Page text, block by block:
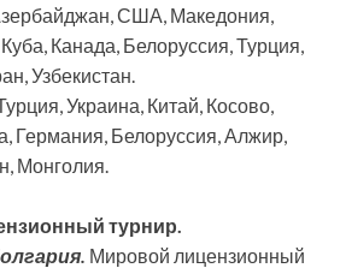
США, Македония,
Канада, Белоруссия, Турция,
Узбекистан.
Украина, Китай, Косово,
Германия, Белоруссия, Алжир,
Монголия.
турнир.
Мировой лицензионный